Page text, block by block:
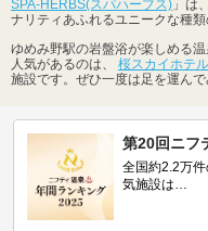
SPA-HERBS(スパハーブス) 」は
ナリティあふれるユニークな種
ゆめみ野駅の岩盤浴が楽しめる
人気があるのは、 桜スカイホテ
施設です。ぜひ一度は足を運んで
第20回ニフ
全国約2.2万
気施設は…